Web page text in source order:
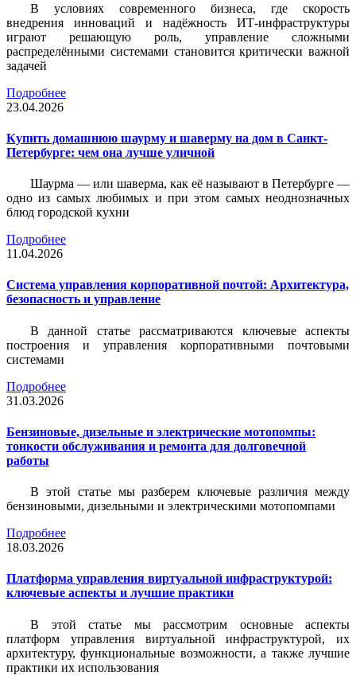
В условиях современного бизнеса, где скорость
внедрения инноваций и надёжность ИТ-инфраструктуры
играют решающую роль, управление сложными
распределёнными системами становится критически важной
задачей
Подробнее
23.04.2026
Купить домашнюю шаурму и шаверму на дом в Санкт-
Петербурге: чем она лучше уличной
Шаурма — или шаверма, как её называют в Петербурге —
одно из самых любимых и при этом самых неоднозначных
блюд городской кухни
Подробнее
11.04.2026
Система управления корпоративной почтой: Архитектура,
безопасность и управление
В данной статье рассматриваются ключевые аспекты
построения и управления корпоративными почтовыми
системами
Подробнее
31.03.2026
Бензиновые, дизельные и электрические мотопомпы:
тонкости обслуживания и ремонта для долговечной
работы
В этой статье мы разберем ключевые различия между
бензиновыми, дизельными и электрическими мотопомпами
Подробнее
18.03.2026
Платформа управления виртуальной инфраструктурой:
ключевые аспекты и лучшие практики
В этой статье мы рассмотрим основные аспекты
платформ управления виртуальной инфраструктурой, их
архитектуру, функциональные возможности, а также лучшие
практики их использования